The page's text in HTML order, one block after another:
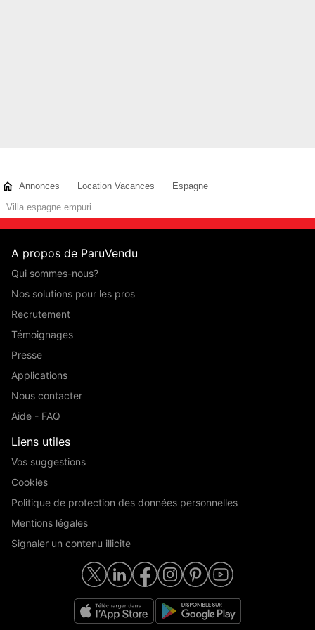
Annonces Location Vacances
Espagne
Villa espagne empuri...
A propos de ParuVendu
Qui sommes-nous?
Nos solutions pour les pros
Recrutement
Témoignages
Presse
Applications
Nous contacter
Aide - FAQ
Liens utiles
Vos suggestions
Cookies
Politique de protection des données personnelles
Mentions légales
Signaler un contenu illicite